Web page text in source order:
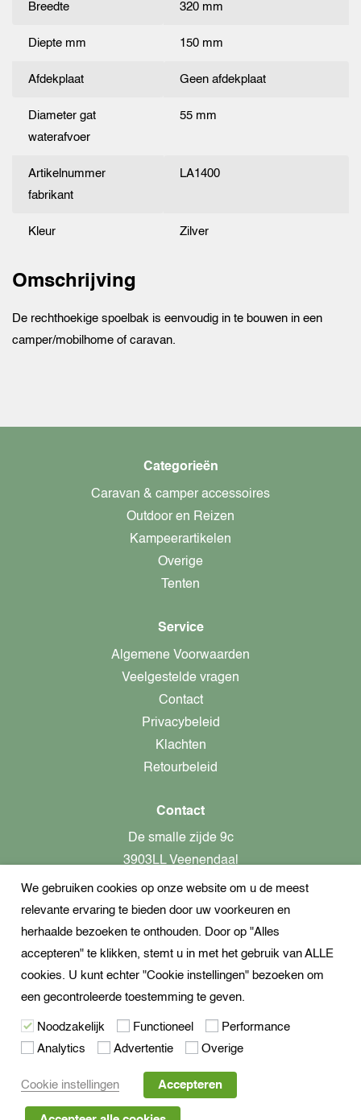
Breedte 320 mm
Diepte mm 150 mm
Afdekplaat Geen afdekplaat
Diameter gat
waterafvoer
55 mm
Artikelnummer
fabrikant
LA1400
Kleur Zilver
Omschrijving
De rechthoekige spoelbak is eenvoudig in te bouwen in een
camper/mobilhome of caravan.
Categorieën
Caravan & camper accessoires
Outdoor en Reizen
Kampeerartikelen
Overige
Tenten
Service
Algemene Voorwaarden
Veelgestelde vragen
Contact
Privacybeleid
Klachten
Retourbeleid
Contact
De smalle zijde 9c
3903LL Veenendaal
alleen op afspraak aanwezig!
KvK-nummer: 82366799
Btw-nummer: nl862437301B01
info@dekampeerspecialist.nl
Volg ons
We gebruiken cookies op onze website om u de meest
relevante ervaring te bieden door uw voorkeuren en
herhaalde bezoeken te onthouden. Door op "Alles
accepteren" te klikken, stemt u in met het gebruik van ALLE
cookies. U kunt echter "Cookie instellingen" bezoeken om
een gecontroleerde toestemming te geven.
Noodzakelijk Functioneel
Performance
Analytics
Advertentie Overige
Cookie instellingen Accepteren